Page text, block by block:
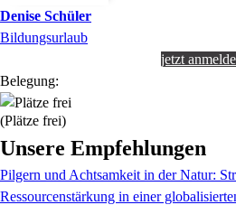
Denise Schüler
Bildungsurlaub
jetzt
Belegung:
(Plätze frei)
Unsere Empfehlungen
Pilgern und Achtsamkeit in der Natur:
Ressourcenstärkung in einer